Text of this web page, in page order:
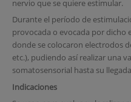
nervio que se quiere estimular.
Durante el período de
provocada o evocada por dicho
donde se colocaron electrodos
etc.), pudiendo así realizar una
somatosensorial hasta su
Indicaciones